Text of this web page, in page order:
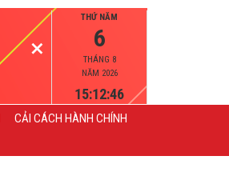
THỨ NĂM
6
THÁNG 8
NĂM 2026
15:12:47
CẢI CÁCH HÀNH CHÍNH